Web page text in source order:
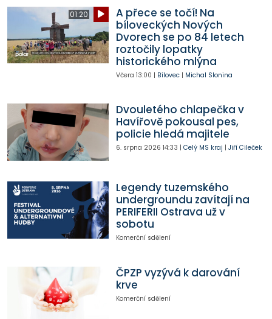
01:20
A přece se točí! Na
bíloveckých Nových
Dvorech se po 84 letech
roztočily lopatky
historického mlýna
Včera 13:00 | Bílovec| Michal Slonina
Dvouletého chlapečka v
Havířově pokousal pes,
policie hledá majitele
6. srpna 2026 14:33 | Celý MS kraj | Jiří Cileček
Legendy tuzemského
undergroundu zavítají na
PERIFERII Ostrava už v
sobotu
Komerční sdělení
ČPZP vyzývá k darování
krve
Komerční sdělení